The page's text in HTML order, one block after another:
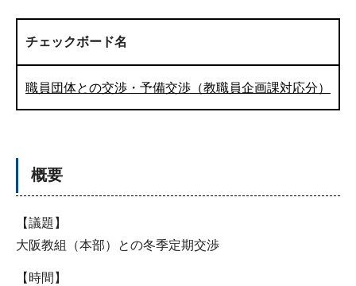
チェックボード名
職員団体との交渉・予備交渉（教職員企画課対応分）
概要
【議題】
大阪教組（本部）との冬季定期交渉
【時間】